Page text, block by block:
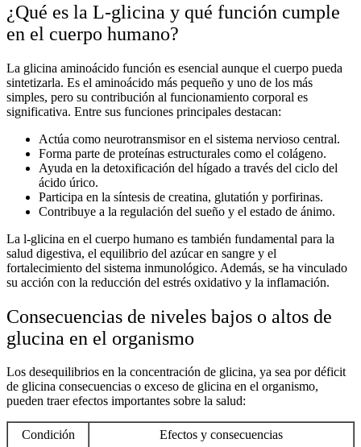
¿Qué es la L-glicina y qué función cumple
en el cuerpo humano?
La glicina aminoácido función es esencial aunque el cuerpo pueda
sintetizarla. Es el aminoácido más pequeño y uno de los más
simples, pero su contribución al funcionamiento corporal es
significativa. Entre sus funciones principales destacan:
Actúa como neurotransmisor en el sistema nervioso central.
Forma parte de proteínas estructurales como el colágeno.
Ayuda en la detoxificación del hígado a través del ciclo del
ácido úrico.
Participa en la síntesis de creatina, glutatión y porfirinas.
Contribuye a la regulación del sueño y el estado de ánimo.
La l-glicina en el cuerpo humano es también fundamental para la
salud digestiva, el equilibrio del azúcar en sangre y el
fortalecimiento del sistema inmunológico. Además, se ha vinculado
su acción con la reducción del estrés oxidativo y la inflamación.
Consecuencias de niveles bajos o altos de
glucina en el organismo
Los desequilibrios en la concentración de glicina, ya sea pordéficit
de glicina consecuencias o exceso de glicina en el organismo,
pueden traer efectos importantes sobre la salud:
Condición Efectos y consecuencias